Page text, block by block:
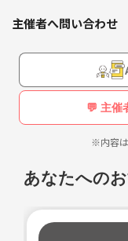
主催者へ問い合わせ
💬 主催
※内容
あなたへの